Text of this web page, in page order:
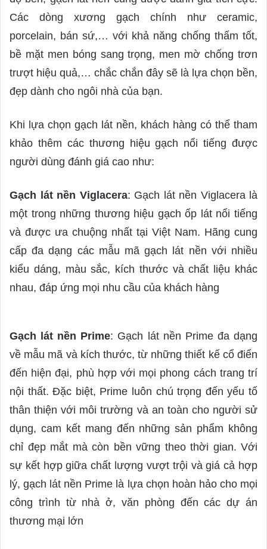
Các dòng xương gạch chính như ceramic,
porcelain, bán sứ,… với khả năng chống thấm tốt,
bề mặt men bóng sang trọng, men mờ chống trơn
trượt hiệu quả,… chắc chắn đây sẽ là lựa chọn bền,
đẹp dành cho ngôi nhà của bạn.
Khi lựa chọn gạch lát nền, khách hàng có thể tham
khảo thêm các thương hiệu gạch nổi tiếng được
người dùng đánh giá cao như:
Gạch lát nền Viglacera: Gạch lát nền Viglacera là
một trong những thương hiệu gạch ốp lát nổi tiếng
và được ưa chuộng nhất tại Việt Nam. Hãng cung
cấp đa dạng các mẫu mã gạch lát nền với nhiều
kiểu dáng, màu sắc, kích thước và chất liệu khác
nhau, đáp ứng mọi nhu cầu của khách hàng
Gạch lát nền Prime: Gạch lát nền Prime đa dạng
về mẫu mã và kích thước, từ những thiết kế cổ điển
đến hiện đại, phù hợp với mọi phong cách trang trí
nội thất. Đặc biệt, Prime luôn chú trọng đến yếu tố
thân thiện với môi trường và an toàn cho người sử
dụng, cam kết mang đến những sản phẩm không
chỉ đẹp mắt mà còn bền vững theo thời gian. Với
sự kết hợp giữa chất lượng vượt trội và giá cả hợp
lý, gạch lát nền Prime là lựa chọn hoàn hảo cho mọi
công trình từ nhà ở, văn phòng đến các dự án
thương mại lớn